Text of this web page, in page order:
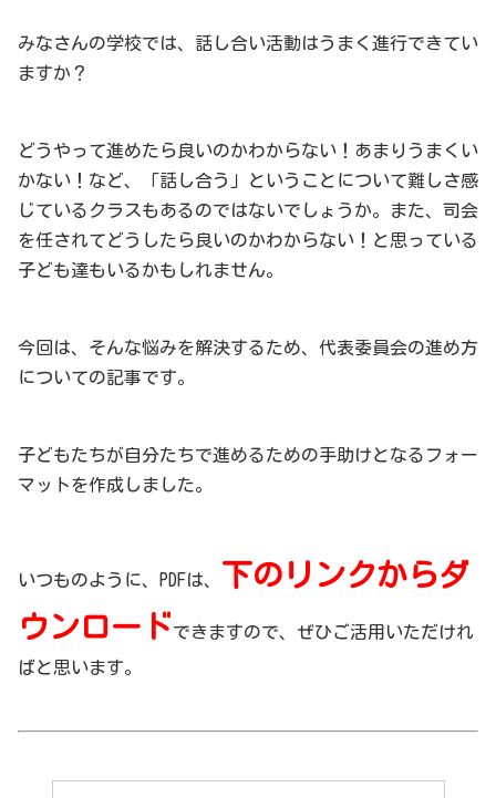
みなさんの学校では、話し合い活動はうまく進行できてい
ますか？
どうやって進めたら良いのかわからない！あまりうまくい
かない！など、「話し合う」ということについて難しさ感
じているクラスもあるのではないでしょうか。また、司会
を任されてどうしたら良いのかわからない！と思っている
子ども達もいるかもしれません。
今回は、そんな悩みを解決するため、代表委員会の進め方
についての記事です。
子どもたちが自分たちで進めるための手助けとなるフォー
マットを作成しました。
いつものように、PDFは、 下のリンクからダ
ウンロードできますので、ぜひご活用いただけれ
ばと思います。